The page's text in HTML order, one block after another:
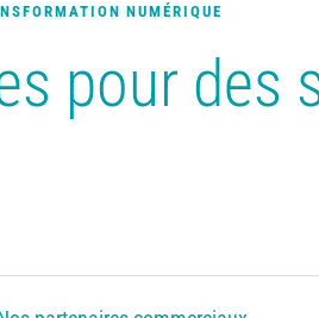
NUMÉRIQUE
pour des